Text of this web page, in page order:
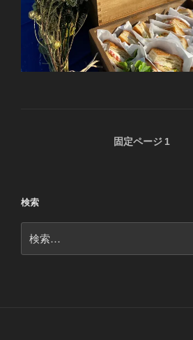
ペ
ジ
送
固定ページ 1
検索
索: